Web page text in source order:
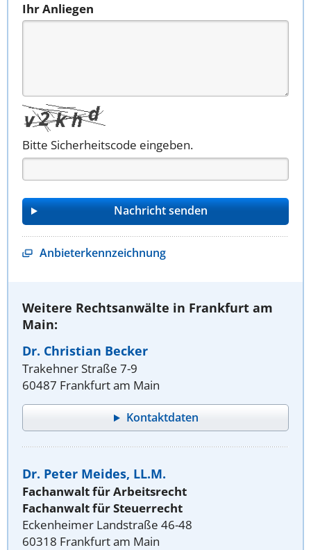
Ihr Anliegen
Bitte Sicherheitscode eingeben.
Anbieterkennzeichnung
Weitere Rechtsanwälte in Frankfurt am
Main:
Dr. Christian Becker
Trakehner Straße 7-9
60487 Frankfurt am Main
Kontaktdaten
Dr. Peter Meides, LL.M.
Fachanwalt für Arbeitsrecht
Fachanwalt für Steuerrecht
Eckenheimer Landstraße 46-48
60318 Frankfurt am Main